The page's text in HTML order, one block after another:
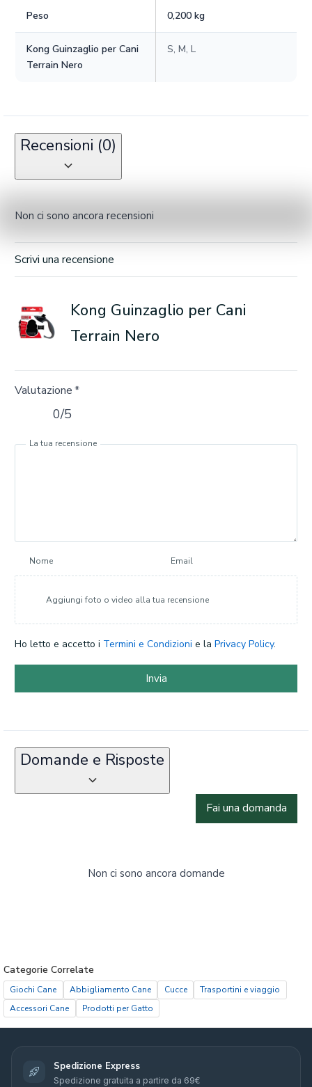
Peso 0,200 kg
Kong Guinzaglio per Cani
Terrain Nero
S, M, L
Recensioni (0)
Non ci sono ancora recensioni
Scrivi una recensione
Kong Guinzaglio per Cani
Terrain Nero
Valutazione*
0/5
La tua recensione
Nome Email
Aggiungi foto o video alla tua recensione
Ho letto e accetto i Termini e Condizioni e la Privacy Policy.
Invia
Domande e Risposte
Fai una domanda
Non ci sono ancora domande
Categorie Correlate
Giochi Cane Abbigliamento Cane Cucce
Trasportini e viaggio
Accessori Cane
Prodotti per Gatto
Spedizione Express
Spedizione gratuita a partire da 69€